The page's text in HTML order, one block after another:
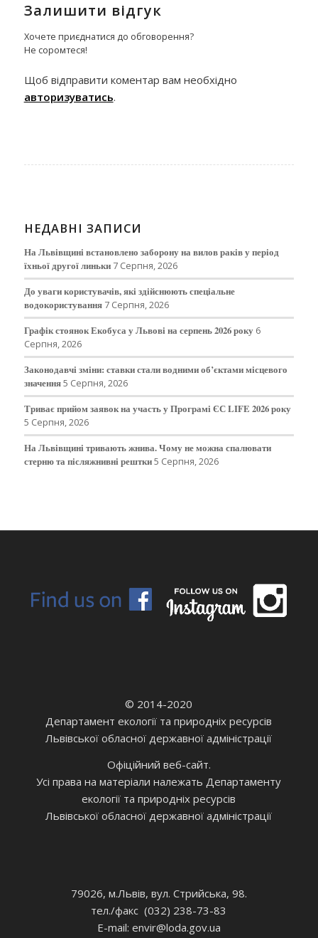
Залишити відгук
Хочете приєднатися до обговорення?
Не соромтеся!
Щоб відправити коментар вам необхідно
авторизуватись.
НЕДАВНІ ЗАПИСИ
На Львівщині встановлено заборону на вилов раків у період
їхньої другої линьки 7 Серпня, 2026
До уваги користувачів, які здійснюють спеціальне
водокористування 7 Серпня, 2026
Графік стоянок Екобуса у Львові на серпень 2026 року 6
Серпня, 2026
Законодавчі зміни: ставки стали водними об’єктами місцевого
значення5 Серпня, 2026
Триває прийом заявок на участь у Програмі ЄС LIFE 2026 року
5 Серпня, 2026
На Львівщині тривають жнива. Чому не можна спалювати
стерню та післяжнивні рештки5 Серпня, 2026
© 2014-2020
Департамент екології та природніх ресурсів
Львівської обласної державної адміністрації
Офіційний веб-сайт.
Усі права на матеріали належать Департаменту
екології та природніх ресурсів
Львівської обласної державної адміністрації
79026, м.Львів, вул. Стрийська, 98.
тел./факс (032) 238-73-83
E-mail: envir@loda.gov.ua